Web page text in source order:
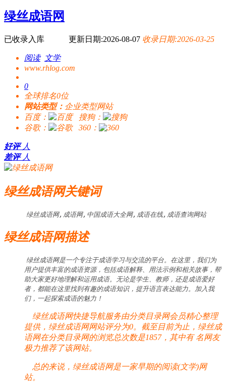
绿丝成语网
已收录入库 更新日期:2026-08-07 收录日期:2026-03-25
阅读 文学
www.rhlog.com
0
全球排名0位
网站类型： 企业类型网站
百度：
搜狗：
谷歌：
360：
好评 人
差评 人
绿丝成语网关键词
绿丝成语网,成语网,中国成语大全网,成语在线,成语查询网站
绿丝成语网描述
绿丝成语网是一个专注于成语学习与交流的平台。在这里，我们为
用户提供丰富的成语资源，包括成语解释、用法示例和相关故事，帮
助大家更好地理解和运用成语。无论是学生、教师，还是成语爱好
者，都能在这里找到有趣的成语知识，提升语言表达能力。加入我
们，一起探索成语的魅力！
绿丝成语网快捷导航服务由分类目录网会员精心整理
提供，绿丝成语网网站评分为0。截至目前为止，绿丝成
语网在分类目录网的浏览总次数是1857，其中有名网友
极力推荐了该网站。
总的来说，绿丝成语网是一家早期的阅读(文学)网
站。